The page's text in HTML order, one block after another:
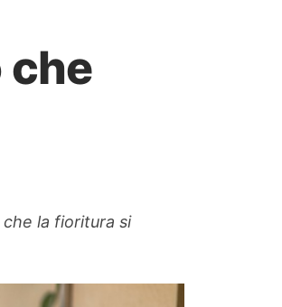
che
la fioritura si